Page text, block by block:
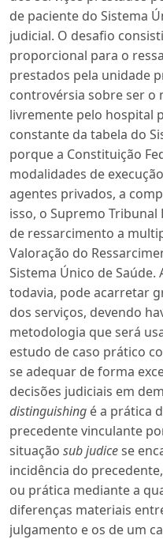
de paciente do Sistema
judicial. O desafio
proporcional para o
prestados pela unidade
controvérsia sobre ser
livremente pelo hospital
constante da tabela do
porque a Constituição
modalidades de
agentes privados, a
isso, o Supremo
de ressarcimento a
Valoração do
Sistema Único de Saúde.
todavia, pode acarretar
dos serviços, devendo
metodologia que será
estudo de caso prático
se adequar de forma
decisões judiciais em
distinguishing é a prática
precedente vinculante
situação sub judicese
incidência do
ou prática mediante a
diferenças materiais
julgamento e os de um